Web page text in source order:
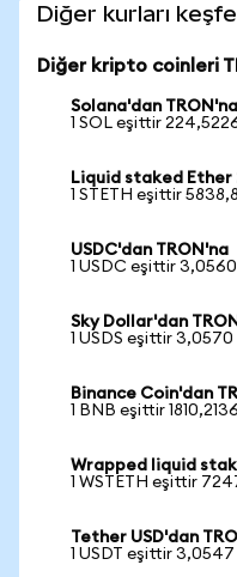
Diğer kurları
Diğer kripto coinleri
Solana'dan TRON'na
1 SOL eşittir
Liquid staked Ether
1 STETH eşittir
USDC'dan TRON'na
1 USDC eşittir
Sky Dollar'dan
1 USDS eşittir 3,0570
Binance Coin'dan
1 BNB eşittir
Wrapped liquid
1 WSTETH eşittir
Tether USD'dan
1 USDT eşittir 3,0547